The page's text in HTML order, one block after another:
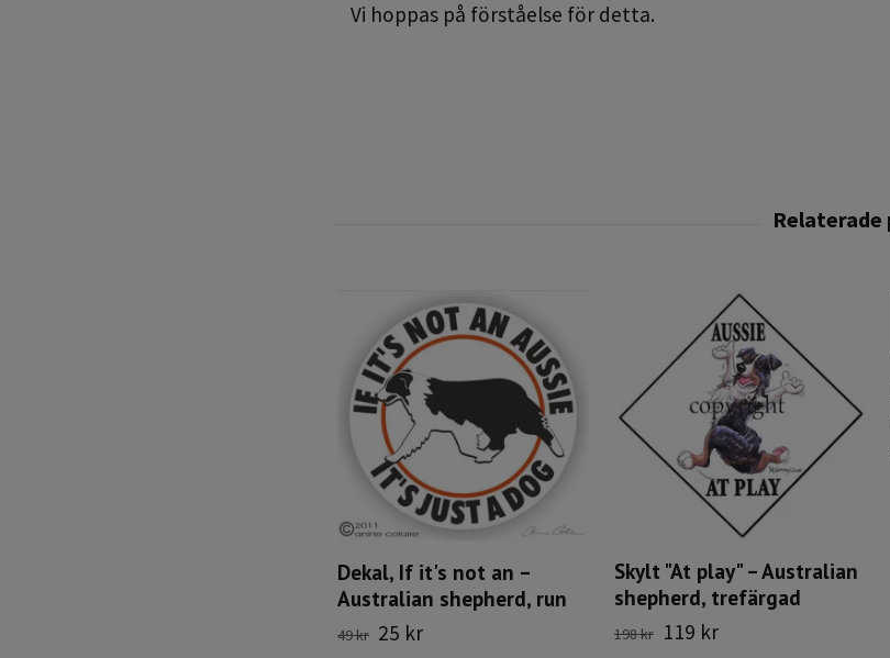
Vi hoppas på förståelse för detta.
Dekal, If it's not an –
Australian shepherd, run
49 kr 25 kr
Skylt "At play" – Australian
shepherd, trefärgad
198 kr 119 kr